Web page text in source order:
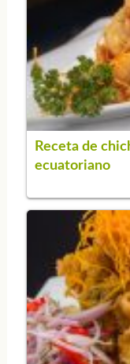
Receta de
ecuatoriano